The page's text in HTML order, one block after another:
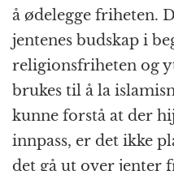
å ødelegge friheten.
jentenes budskap i
religionsfriheten og
brukes til å la
kunne forstå at der
innpass, er det ikke
det gå ut over jenter